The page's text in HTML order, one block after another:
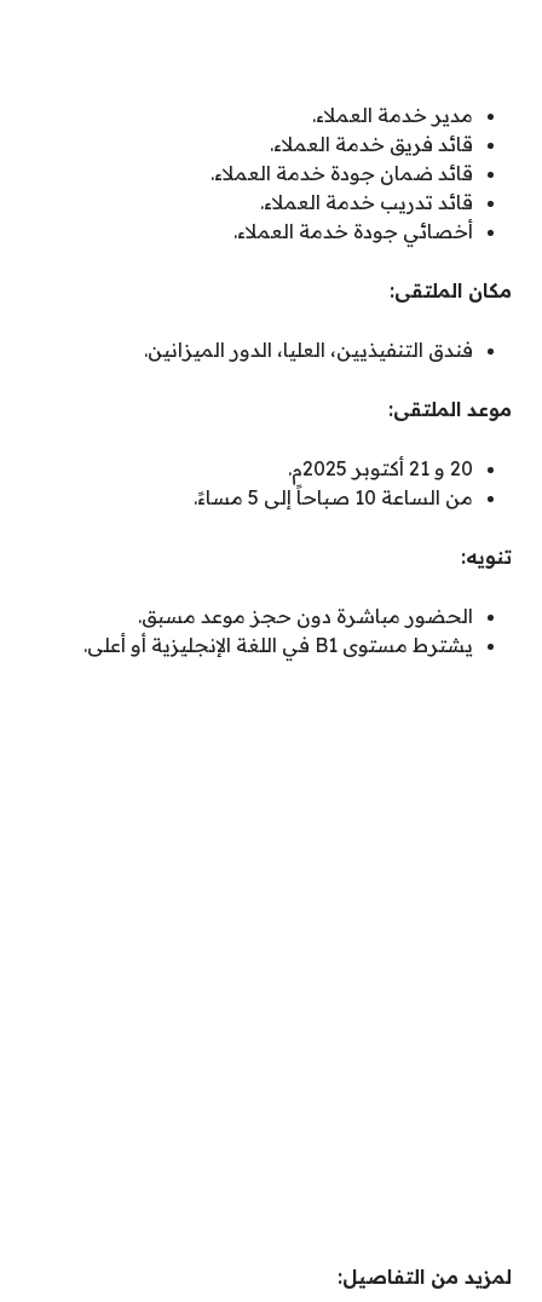
مدير خدمة العملاء.
قائد فريق خدمة العملاء.
قائد ضمان جودة خدمة العملاء.
قائد تدريب خدمة العملاء.
أخصائي جودة خدمة العملاء.
مكان الملتقى:
فندق التنفيذيين، العليا، الدور الميزانين.
موعد الملتقى:
20 و 21 أكتوبر 2025م.
من الساعة 10 صباحاً إلى 5 مساءً.
تنويه:
الحضور مباشرة دون حجز موعد مسبق.
يشترط مستوى B1 في اللغة الإنجليزية أو أعلى.
لمزيد من التفاصيل: